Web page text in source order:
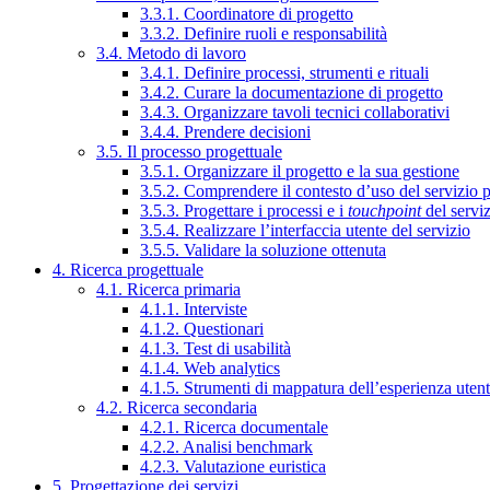
3.3.1. Coordinatore di progetto
3.3.2. Definire ruoli e responsabilità
3.4. Metodo di lavoro
3.4.1. Definire processi, strumenti e rituali
3.4.2. Curare la documentazione di progetto
3.4.3. Organizzare tavoli tecnici collaborativi
3.4.4. Prendere decisioni
3.5. Il processo progettuale
3.5.1. Organizzare il progetto e la sua gestione
3.5.2. Comprendere il contesto d’uso del servizio
3.5.3. Progettare i processi e i touchpointdel
3.5.4. Realizzare l’interfaccia utente del servizio
3.5.5. Validare la soluzione ottenuta
4. Ricerca progettuale
4.1. Ricerca primaria
4.1.1. Interviste
4.1.2. Questionari
4.1.3. Test di usabilità
4.1.4. Web analytics
4.1.5. Strumenti di mappatura dell’esperienza
4.2. Ricerca secondaria
4.2.1. Ricerca documentale
4.2.2. Analisi benchmark
4.2.3. Valutazione euristica
5. Progettazione dei servizi